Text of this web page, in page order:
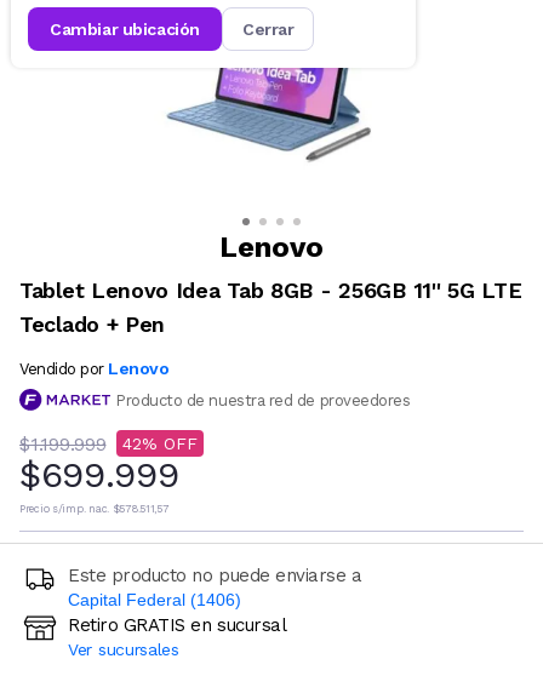
cambiar ubicación cerrar
Lenovo
Tablet Lenovo Idea Tab 8GB - 256GB 11'' 5G LTE
Teclado + Pen
Vendido por Lenovo
Producto de nuestra red de proveedores
$1.199.999 42
$699.999
Precio s/imp. nac. $578.511,57
Este producto no puede enviarse a
Capital Federal (1406)
Ingresá código postal (sólo números)
Retiro GRATIS en sucursal
Ver sucursales